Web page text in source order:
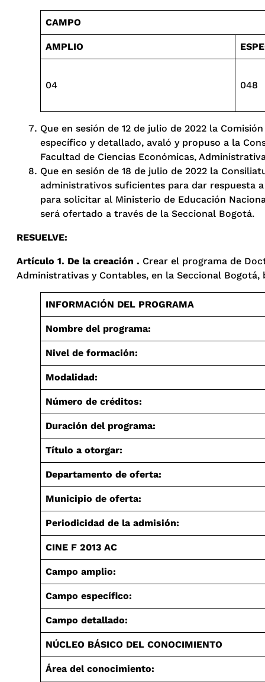
CAMPO
AMPLIO
04 048
Que en sesión de 12 de julio de 2022 la
específico y detallado, avaló y propuso a la
Facultad de Ciencias Económicas,
Que en sesión de 18 de julio de 2022 la
administrativos suficientes para dar respuesta
para solicitar al Ministerio de Educación
será ofertado a través de la Seccional Bogotá.
RESUELVE:
Artículo 1. De la creación . Crear el programa de
Administrativas y Contables, en la Seccional Bogotá,
INFORMACIÓN DEL PROGRAMA
Nombre del programa:
Nivel de formación:
Modalidad:
Número de créditos:
Duración del programa:
Título a otorgar:
Departamento de oferta:
Municipio de oferta:
Periodicidad de la admisión:
CINE F 2013 AC
Campo amplio:
Campo específico:
Campo detallado:
NÚCLEO BÁSICO DEL CONOCIMIENTO
Área del conocimiento: